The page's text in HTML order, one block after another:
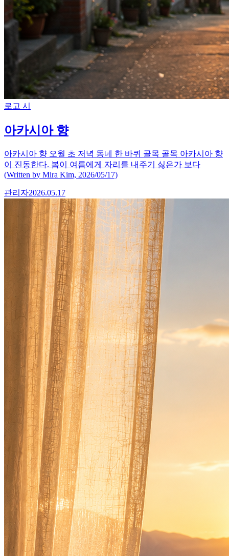
로고 시
아카시아 향
아카시아 향 오월 초 저녁 동네 한 바퀴 골목 골목 아카시아 향
이 진동한다. 봄이 여름에게 자리를 내주기 싫은가 보다
(Written by Mira Kim, 2026/05/17)
관리자2026.05.17